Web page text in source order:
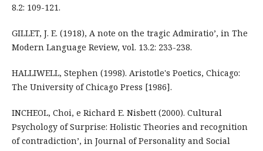
8.2: 109-121.
GILLET, J. E. (1918), A note on the tragic Admiratio’, in The
Modern Language Review, vol. 13.2: 233-238.
HALLIWELL, Stephen (1998). Aristotle's Poetics, Chicago:
The University of Chicago Press [1986].
INCHEOL, Choi, e Richard E. Nisbett (2000). Cultural
Psychology of Surprise: Holistic Theories and recognition
of contradiction’, in Journal of Personality and Social